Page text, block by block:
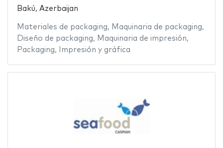
Bakú, Azerbaijan
Materiales de packaging, Maquinaria de packaging,
Diseño de packaging, Maquinaria de impresión,
Packaging, Impresión y gráfica